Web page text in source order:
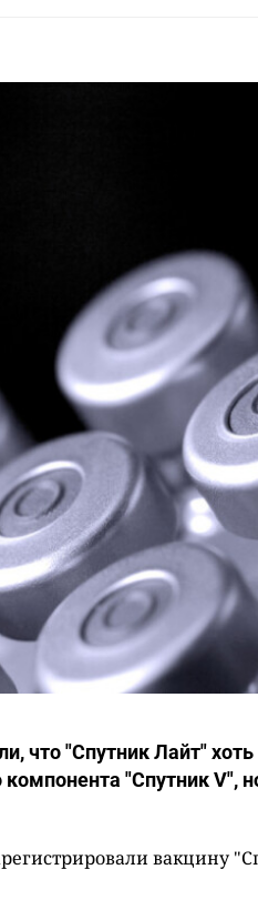
что "Спутник Лайт" хоть
компонента "Спутник V",
вакцину